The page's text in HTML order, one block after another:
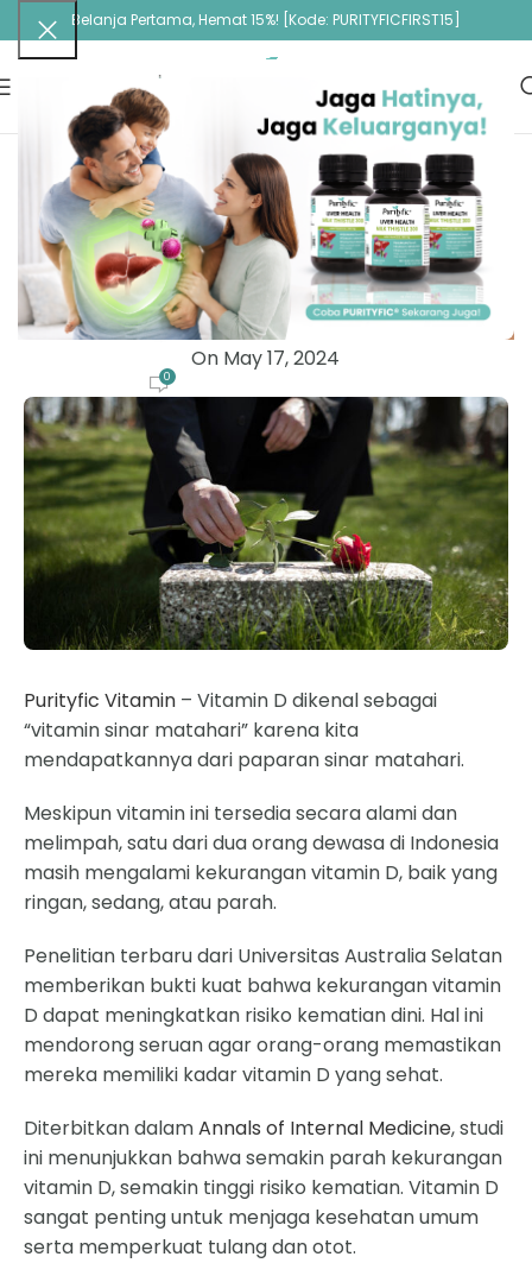
Belanja Pertama, Hemat 15%! [Kode: PURITYFICFIRST15]
ARTIKEL
Kekurangan vitamin D dikaitkan Dengan
Kematian Dini
Purityfic Administrator
On May 17, 2024
0
Purityfic Vitamin – Vitamin D dikenal sebagai
“vitamin sinar matahari” karena kita
mendapatkannya dari paparan sinar matahari.
Meskipun vitamin ini tersedia secara alami dan
melimpah, satu dari dua orang dewasa di Indonesia
masih mengalami kekurangan vitamin D, baik yang
ringan, sedang, atau parah.
Penelitian terbaru dari Universitas Australia Selatan
memberikan bukti kuat bahwa kekurangan vitamin
D dapat meningkatkan risiko kematian dini. Hal ini
mendorong seruan agar orang-orang memastikan
mereka memiliki kadar vitamin D yang sehat.
Diterbitkan dalamAnnals of Internal Medicine, studi
ini menunjukkan bahwa semakin parah kekurangan
vitamin D, semakin tinggi risiko kematian. Vitamin D
sangat penting untuk menjaga kesehatan umum
serta memperkuat tulang dan otot.